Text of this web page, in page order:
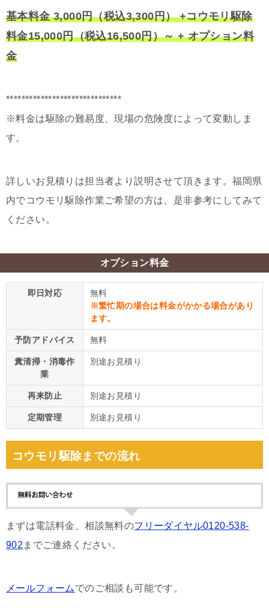
基本料金 3,000円（税込3,300円） +コウモリ駆除
料金15,000円（税込16,500円）～ + オプション料
金
******************************
※料金は駆除の難易度、現場の危険度によって変動しま
す。
詳しいお見積りは担当者より説明させて頂きます。福岡県
内でコウモリ駆除作業ご希望の方は、是非参考にしてみて
ください。
オプション料金
即日対応
無料
※繁忙期の場合は料金がかかる場合があり
ます。
予防アドバイス 無料
糞清掃・消毒作
業
別途お見積り
再来防止 別途お見積り
定期管理 別途お見積り
コウモリ駆除までの流れ
まずは電話料金、相談無料のフリーダイヤル0120-538-
902 までご連絡ください。
メールフォーム でのご相談も可能です。